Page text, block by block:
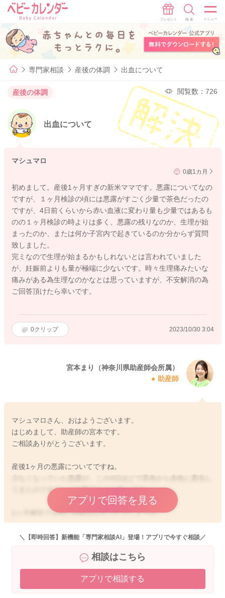
専門家相談 産後の体調 出血について
産後の体調 閲覧数：726
出血について
マシュマロ
0歳1カ月
初めまして。産後1ヶ月すぎの新米ママです。悪露についてなの
ですが、１ヶ月検診の頃には悪露がすごく少量で茶色だったの
ですが、4日前くらいから赤い血液に変わり量も少量ではあるも
のの１ヶ月検診の時よりは多く、悪露の残りなのか、生理が始
まったのか、または何か子宮内で起きているのか分からず質問
致しました。
完ミなので生理が始まるかもしれないとは言われていました
が、妊娠前よりも量が極端に少ないです。時々生理痛みたいな
痛みがある為生理なのかなとは思っていますが、不安解消の為
ご回答頂けたら幸いです。
0クリップ 2023/10/30 3:04
宮本まり（神奈川県助産師会所属）
助産師
マシュマロさん、おはようございます。
はじめまして、助産師の宮本です。
ご相談ありがとうございます。
産後1ヶ月の悪露についてですね。
てきたのですね。ご心配のことと思います。
1ヶ月健診では特に問題はなかったでしょうか。
子宮の中をエコーでみて、悪露がまだ残っていますねなどと医
師から言われたり、子宮収縮剤を内服している場合、悪露の色
悪露ではなく、生理の可能性ももちろんありますので、経過を
みられてはいかがでしょうか。出産後の生理は、最初から妊娠
アプリで回答を見る
＼【即時回答】新機能「専門家相談AI」登場！アプリで今すぐ相談／
相談はこちら
アプリで相談する